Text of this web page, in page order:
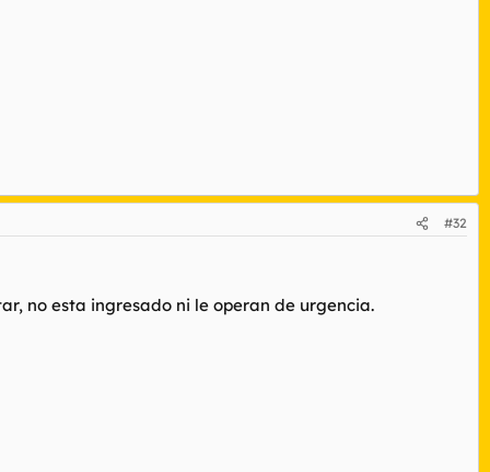
#32
no esta ingresado ni le operan de urgencia.